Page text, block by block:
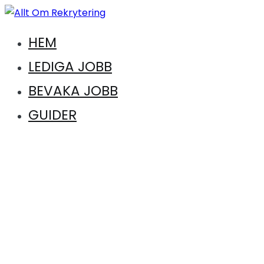
Hoppa
innehåll
Allt Om Rekrytering
Vägen till en ny karriär. Vägen till drömkandidaten
HEM
LEDIGA JOBB
BEVAKA JOBB
GUIDER